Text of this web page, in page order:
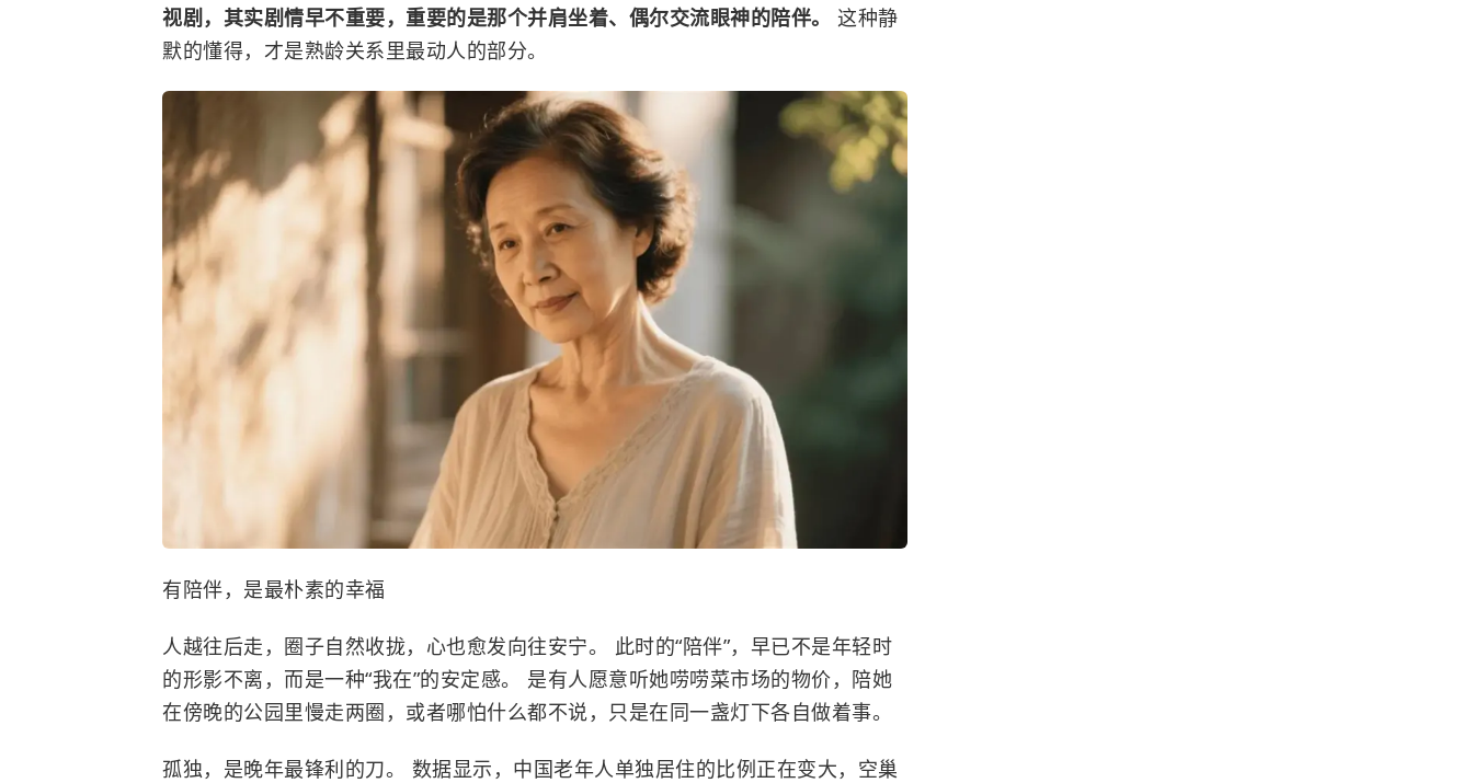
视剧，其实剧情早不重要，重要的是那个并肩坐着、偶尔交流眼神的陪伴。 这种静
默的懂得，才是熟龄关系里最动人的部分。
有陪伴，是最朴素的幸福
人越往后走，圈子自然收拢，心也愈发向往安宁。 此时的“陪伴”，早已不是年轻时
的形影不离，而是一种“我在”的安定感。 是有人愿意听她唠唠菜市场的物价，陪她
在傍晚的公园里慢走两圈，或者哪怕什么都不说，只是在同一盏灯下各自做着事。
孤独，是晚年最锋利的刀。 数据显示，中国老年人单独居住的比例正在变大， 空巢